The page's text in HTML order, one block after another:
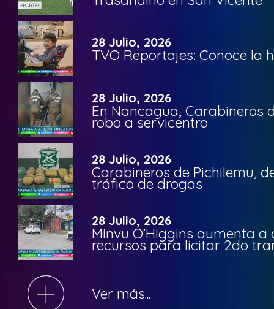
28 Julio, 2026
TVO Reportajes: Conoce la
28 Julio, 2026
En Nancagua, Carabineros
robo a servicentro
28 Julio, 2026
Carabineros de Pichilemu,
tráfico de drogas
28 Julio, 2026
Minvu O’Higgins aumenta a
recursos para licitar 2do
Ver más...